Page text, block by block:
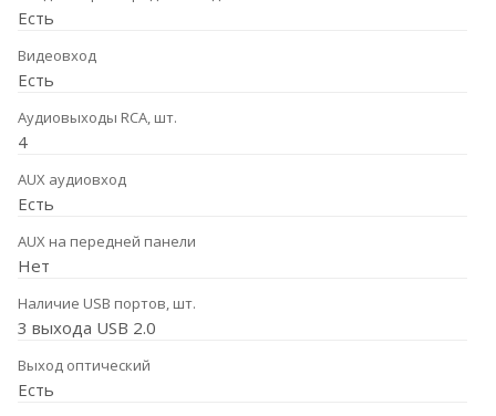
Есть
Видеовход
Есть
Аудиовыходы RCA, шт.
4
AUX аудиовход
Есть
AUX на передней панели
Нет
Наличие USB портов, шт.
3 выхода USB 2.0
Выход оптический
Есть